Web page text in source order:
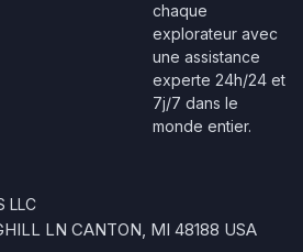
chaque
explorateur avec
une assistance
experte 24h/24 et
7j/7 dans le
monde entier.
LLC
LN CANTON, MI 48188 USA